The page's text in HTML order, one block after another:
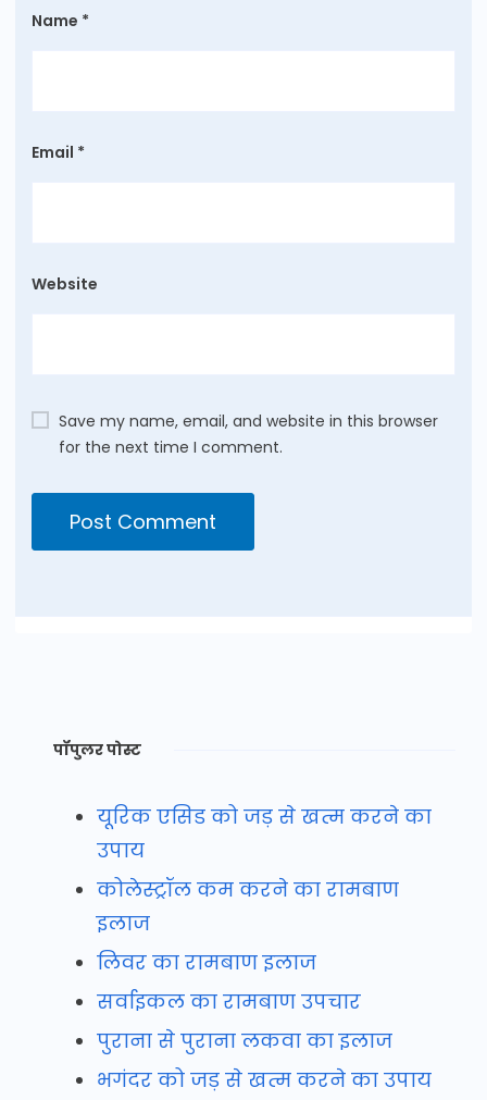
Name *
Email *
Website
Save my name, email, and website in this browser
for the next time I comment.
पॉपुलर पोस्ट
यूरिक एसिड को जड़ से खत्म करने का
उपाय
कोलेस्ट्रॉल कम करने का रामबाण
इलाज
लिवर का रामबाण इलाज
सर्वाइकल का रामबाण उपचार
पुराना से पुराना लकवा का इलाज
भगंदर को जड़ से खत्म करने का उपाय